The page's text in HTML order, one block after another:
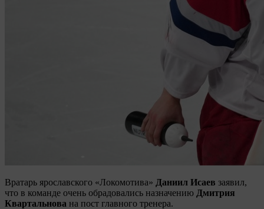
Вратарь ярославского «Локомотива» Даниил Исаев заявил,
что в команде очень обрадовались назначению Дмитрия
Квартальнова на пост главного тренера.